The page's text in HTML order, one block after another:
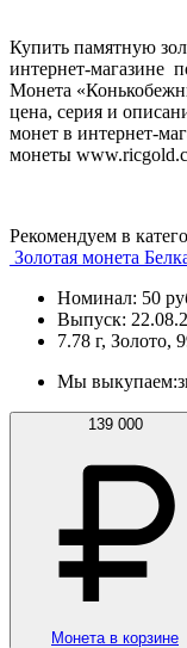
Купить памятную
интернет-магазине
Монета
цена, серия и
монет в интернет-
монеты
Рекомендуем в
Золотая монета
Номинал: 50
Выпуск:
7.78 г, Золото,
Мы выкупаем:
139 000
Монета в корзине